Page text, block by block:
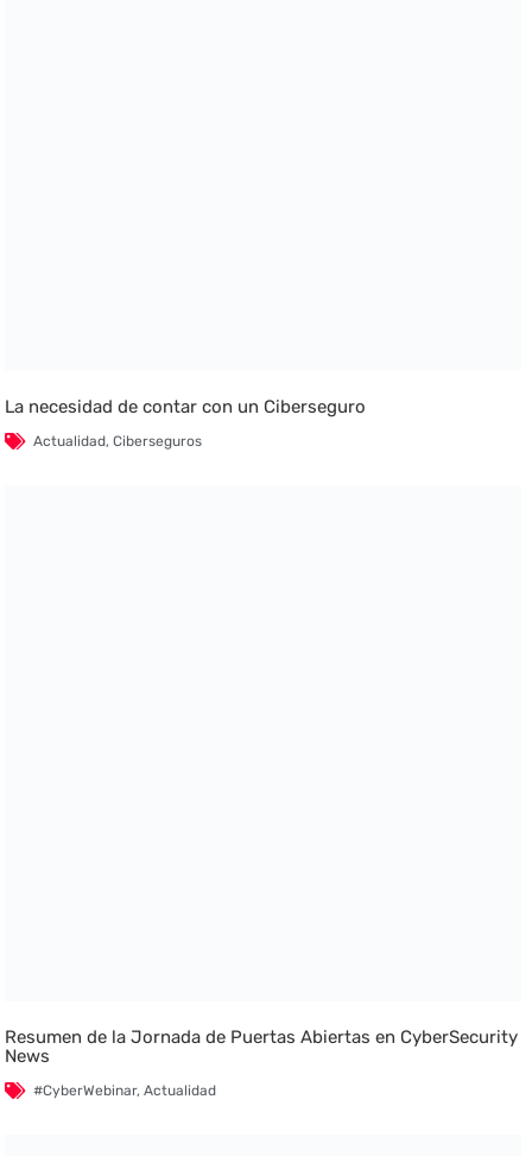
La necesidad de contar con un Ciberseguro
Actualidad,Ciberseguros
Resumen de la Jornada de Puertas Abiertas en CyberSecurity
News
#CyberWebinar,Actualidad